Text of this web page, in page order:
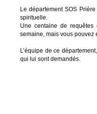
Le département SOS
spirituelle.
Une centaine de
semaine, mais vous pouvez
L’équipe de ce
qui lui sont demandés.